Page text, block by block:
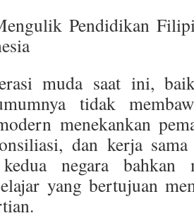
Pendidikan
muda saat ini,
tidak
menekankan
dan kerja
negara bahkan
yang bertujuan